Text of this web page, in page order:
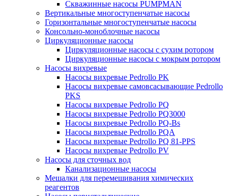
Скважинные насосы PUMPMAN
Вертикальные многоступенчатые насосы
Горизонтальные многоступенчатые насосы
Консольно-моноблочные насосы
Циркуляционные насосы
Циркуляционные насосы с сухим ротором
Циркуляционные насосы с мокрым ротором
Насосы вихревые
Насосы вихревые Pedrollo PK
Насосы вихревые самовсасывающие Pedrollo
PKS
Насосы вихревые Pedrollo PQ
Насосы вихревые Pedrollo PQ3000
Насосы вихревые Pedrollo PQ-Bs
Насосы вихревые Pedrollo PQA
Насосы вихревые Pedrollo PQ 81-PPS
Насосы вихревые Pedrollo PV
Насосы для сточных вод
Канализационные насосы
Мешалки для перемешивания химических
реагентов